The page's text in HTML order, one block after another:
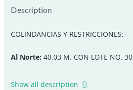
Description
COLINDANCIAS Y RESTRICCIONES:
Al Norte: 40.03 M. CON LOTE NO. 30
Al Sur: 40.01 M. CON LOTE NO. 32
Show all description